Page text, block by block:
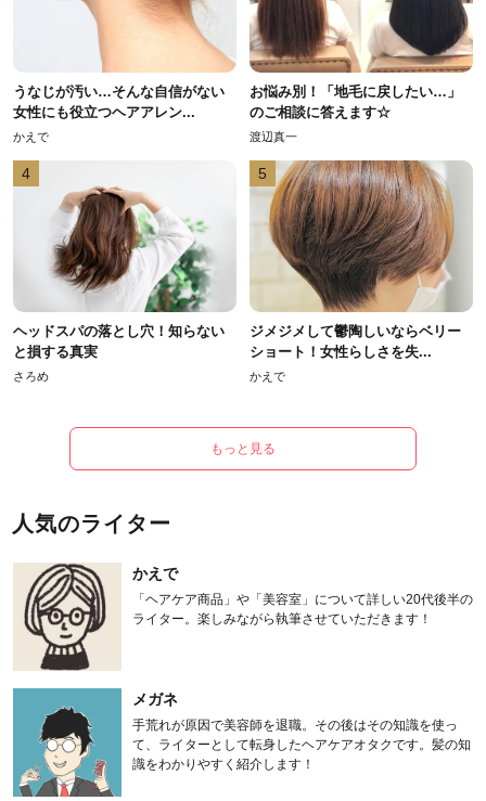
うなじが汚い…そんな自信がない
女性にも役立つヘアアレン...
かえで
お悩み別！「地毛に戻したい…」
のご相談に答えます☆
渡辺真一
4
ヘッドスパの落とし穴！知らない
と損する真実
さろめ
5
ジメジメして鬱陶しいならベリー
ショート！女性らしさを失...
かえで
もっと見る
人気のライター
かえで
「ヘアケア商品」や「美容室」について詳しい20代後半の
ライター。楽しみながら執筆させていただきます！
メガネ
手荒れが原因で美容師を退職。その後はその知識を使っ
て、ライターとして転身したヘアケアオタクです。髪の知
識をわかりやすく紹介します！